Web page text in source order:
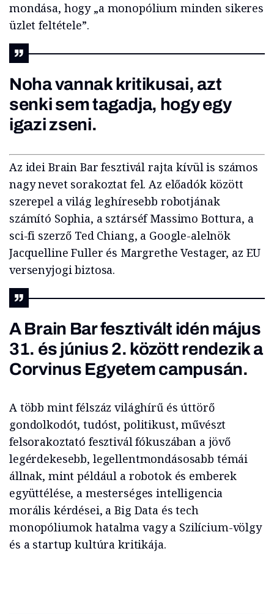
mondása, hogy „a monopólium minden sikeres
üzlet feltétele”.
Noha vannak kritikusai, azt
senki sem tagadja, hogy egy
igazi zseni.
Az idei Brain Bar fesztivál rajta kívül is számos
nagy nevet sorakoztat fel. Az előadók között
szerepel a világ leghíresebb robotjának
számító Sophia, a sztárséf Massimo Bottura, a
sci-fi szerző Ted Chiang, a Google-alelnök
Jacquelline Fuller és Margrethe Vestager, az EU
versenyjogi biztosa.
A Brain Bar fesztivált idén május
31. és június 2. között rendezik a
Corvinus Egyetem campusán.
A több mint félszáz világhírű és úttörő
gondolkodót, tudóst, politikust, művészt
felsorakoztató fesztivál fókuszában a jövő
legérdekesebb, legellentmondásosabb témái
állnak, mint például a robotok és emberek
együttélése, a mesterséges intelligencia
morális kérdései, a Big Data és tech
monopóliumok hatalma vagy a Szilícium-völgy
és a startup kultúra kritikája.